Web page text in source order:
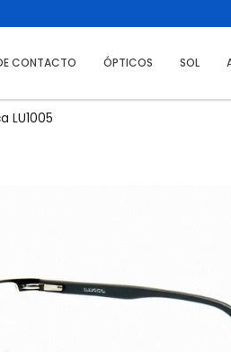
CONTACTO ÓPTICOS SOL
LU1005